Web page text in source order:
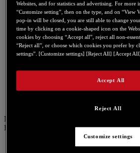
GB
DE
IT
NL
Menu
IT
Websites, and for statistics and advertising. For
“Customize setting”, then on the type, and on “View
pop-in will be closed, you are still able to change
time by clicking on a cookie-shaped icon on the
cookies by choosing “Accept all”, reject all non-
“Reject all”, or choose which cookies you prefer by
settings”. [Customize settings] [Reject All] [Accept All]
Reject All
Accept All
Customize settings